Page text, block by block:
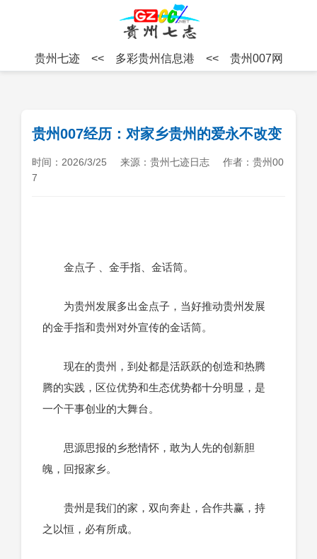
贵州七迹 << 多彩贵州信息港 << 贵州007网
贵州007经历：对家乡贵州的爱永不改变
时间：2026/3/25 来源：贵州七迹日志
作者：贵州00
7
金点子 、金手指、金话筒。
为贵州发展多出金点子，当好推动贵州发展
的金手指和贵州对外宣传的金话筒。
现在的贵州，到处都是活跃跃的创造和热腾
腾的实践，区位优势和生态优势都十分明显，是
一个干事创业的大舞台。
思源思报的乡愁情怀，敢为人先的创新胆
魄，回报家乡。
贵州是我们的家，双向奔赴，合作共赢，持
之以恒，必有所成。